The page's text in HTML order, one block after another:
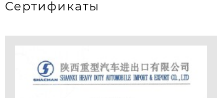
Сертификаты